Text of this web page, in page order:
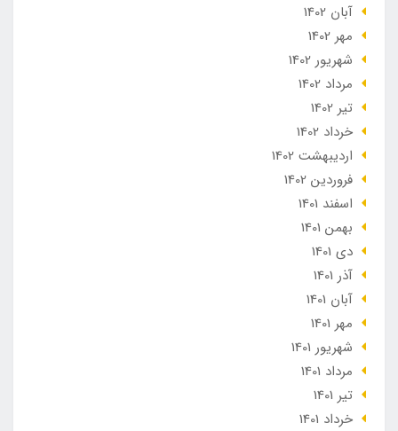
آبان 1402
مهر 1402
شهریور 1402
مرداد 1402
تير 1402
خرداد 1402
ارديبهشت 1402
فروردین 1402
اسفند 1401
بهمن 1401
دی 1401
آذر 1401
آبان 1401
مهر 1401
شهریور 1401
مرداد 1401
تير 1401
خرداد 1401